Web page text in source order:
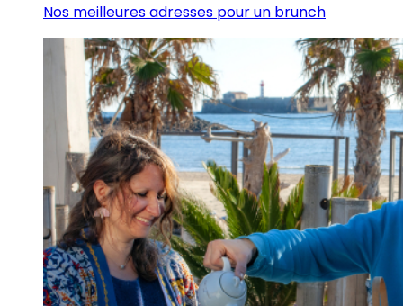
Nos meilleures adresses pour un brunch